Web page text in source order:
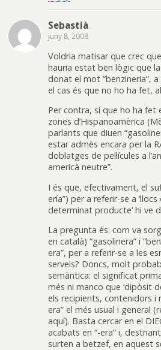
Sebastià
juny 8, 2008
Voldria matisar que crec
hauria estat ben lògic que
donat el mot “benzineria”,
el cas és que no ho ha fet,
Per contra, sí que ho ha fet
zones d’Hispanoamèrica
parlants que diuen
estar admès encara per la
doblatges de pel·lícules a
americà neutre”.
I és que, efectivament, el
ería”) per a referir-se a ‘llocs
determinat producte’ hi ve
La pregunta és: com va
en català) “gasolinera” i
era”, per a referir-se a les
serveis? Doncs, molt
semàntica: el significat
més ni manco que ‘dipòsit
els recipients, contenidors i
era” el més usual i general
aquí). Basta cercar en el
acabats en “-era” i,
surten a betzef, en aquest